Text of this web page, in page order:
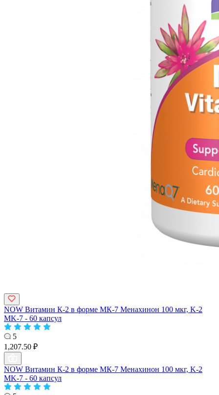
NOW Витамин К-2 в форме МК-7 Менахинон 100 мкг, K-2
MK-7 - 60 капсул
5
1,207.50 ₽
NOW Витамин К-2 в форме МК-7 Менахинон 100 мкг, K-2
MK-7 - 60 капсул